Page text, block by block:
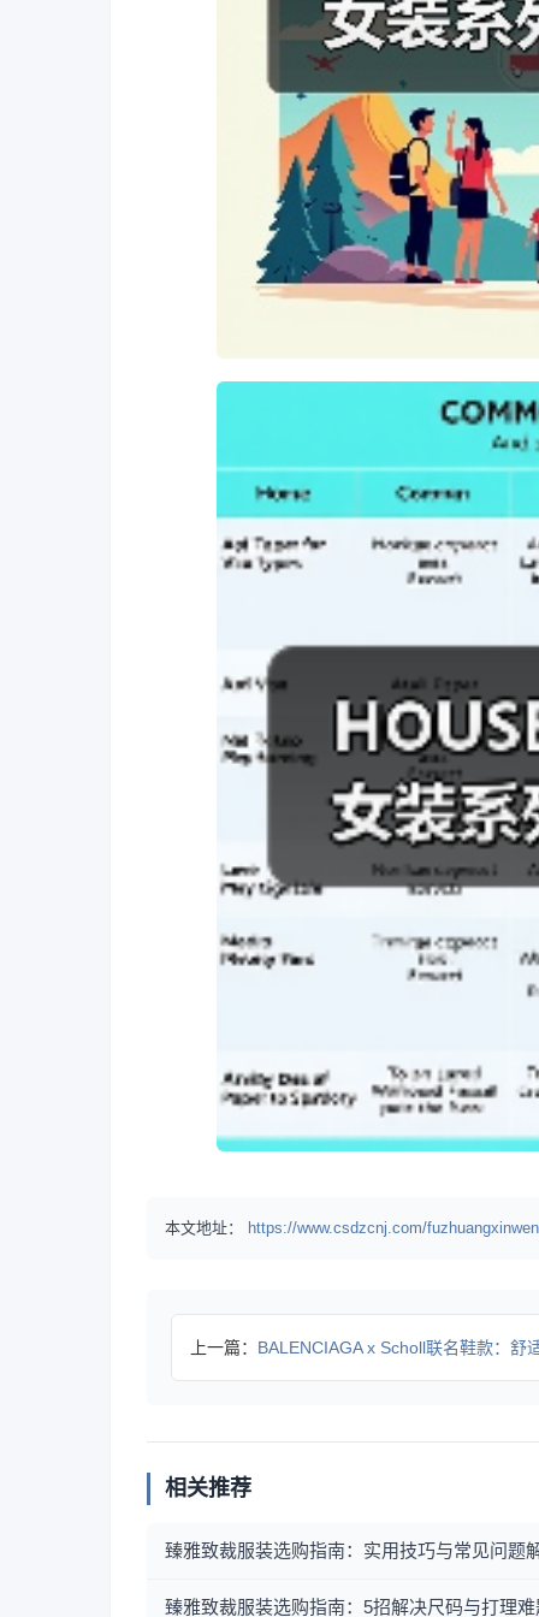
本文地址： https://www.csdzcnj.com/
上一篇： BALENCIAGA x Scholl联名鞋款：舒适与设
相关推荐
臻雅致裁服装选购指南：实用技巧与常见问题
臻雅致裁服装选购指南：5招解决尺码与打理难